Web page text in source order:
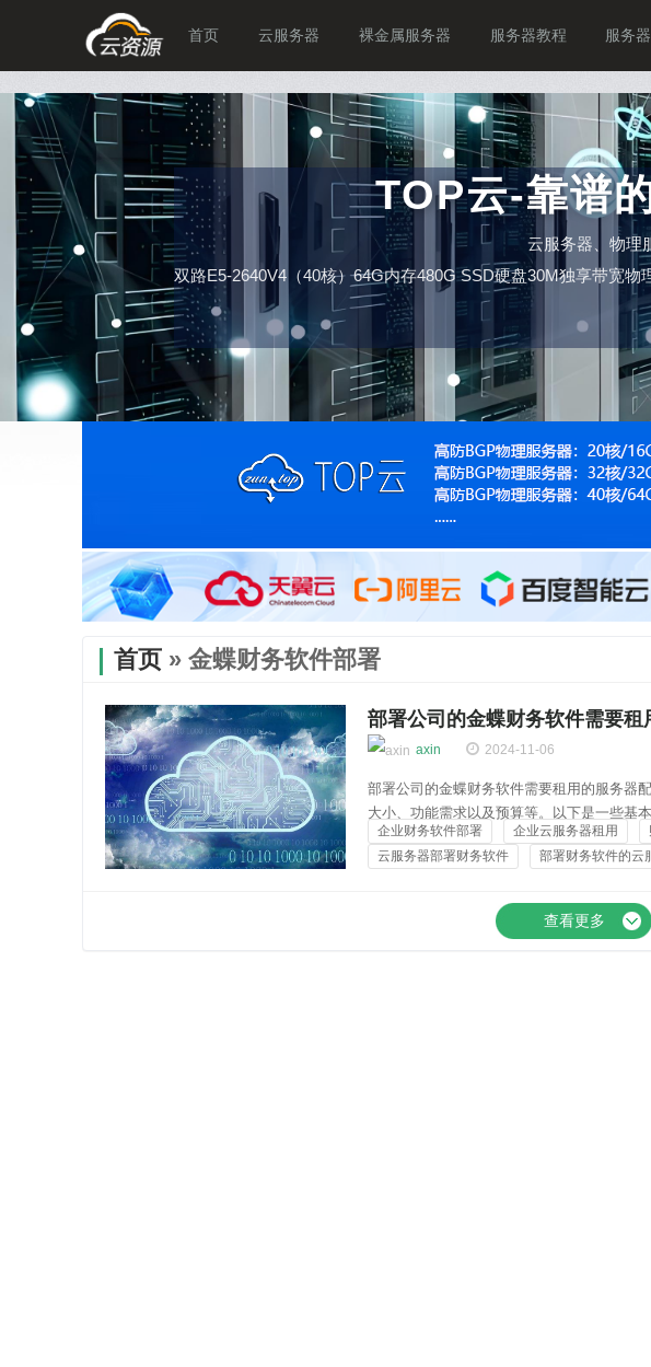
TOP云-靠谱
云服务器、物理
双路E5-2640V4（40核）64G内存480G SSD硬盘30M独享带宽
首页 云服务器 裸金属服务器 服务器教程 服务
首页» 金蝶财务软件部署
部署公司的金蝶财务软件需要租
axin 2024-11-06
部署公司的金蝶财务软件需要租用的服务器
大小、功能需求以及预算等。以下是一些基
需要根据实际情况进行调整：金蝶财务软件
理计算任务，更多核心可以提供更好的性能
企业财务软件部署 企业云服务器租用
云服务器部署财务软件
部署财务软件的云
查看更多